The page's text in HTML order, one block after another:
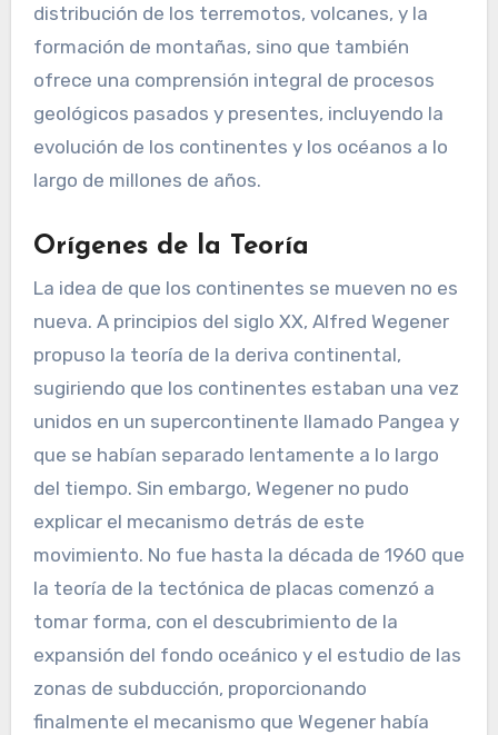
distribución de los terremotos, volcanes, y la
formación de montañas, sino que también
ofrece una comprensión integral de procesos
geológicos pasados y presentes, incluyendo la
evolución de los continentes y los océanos a lo
largo de millones de años.
Orígenes de la Teoría
La idea de que los continentes se mueven no es
nueva. A principios del siglo XX, Alfred Wegener
propuso la teoría de la deriva continental,
sugiriendo que los continentes estaban una vez
unidos en un supercontinente llamado Pangea y
que se habían separado lentamente a lo largo
del tiempo. Sin embargo, Wegener no pudo
explicar el mecanismo detrás de este
movimiento. No fue hasta la década de 1960 que
la teoría de la tectónica de placas comenzó a
tomar forma, con el descubrimiento de la
expansión del fondo oceánico y el estudio de las
zonas de subducción, proporcionando
finalmente el mecanismo que Wegener había